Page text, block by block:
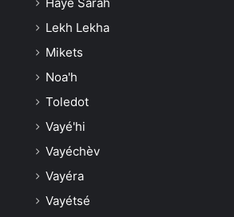
Hayé Sarah
Lekh Lekha
Mikets
Noa'h
Toledot
Vayé'hi
Vayéchèv
Vayéra
Vayétsé